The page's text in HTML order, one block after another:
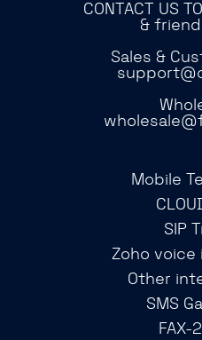
CONTACT US
&
Sales &
Mobile
SIP
Zoho
Other
SMS
FAX-